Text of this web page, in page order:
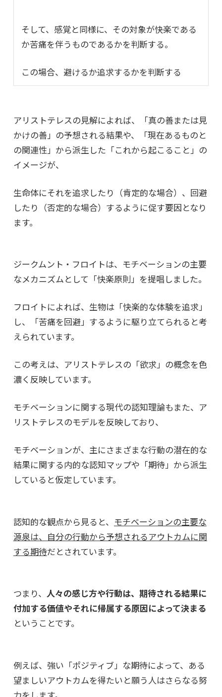
そして、感覚と同様に、その対象が快楽である
か苦痛を伴うものであるかを判断する。
この場合、避けるか追求するかを判断する
アリストテレスの見解によれば、「真の善または見
かけの善」の予想される結果や、
「現在あるものと
の関連性」から派生した「これから起こること」の
イメージが、
生命体にそれを追求したり（肯定的な場合）、回避
したり（否定的な場合）するように促す要因となり
ます。
ジークムント・フロイトは、モチベーションの主要
なメカニズムとして「快楽原則」を提唱しました。
フロイトによれば、生物は「快楽的な体験を追求」
し、「苦痛を回避」するように駆り立てられると考
えられています。
この考えは、アリストテレスの「欲求」の概念を色
濃く反映しています。
モチベーションに関する現代の認知理論もまた、 ア
リストテレスのモデルを反映しており、
モチベーションが、主にさまざまな行動の潜在的な
結果に関する内的な認知マップや「期待」から派生
していると仮定しています。
認知的な観点から見ると、 モチベーションの主要な
源泉は、自分の行動から予想されるアウトカムに関
する期待だとされています。
つまり、 人々の感じ方や行動は、期待される結果に
付加する価値やそれに帰属する原因によって決まる
ということです。
例えば、強い「ポジティブ」な期待によって、ある
望ましいアウトカムを得たいと願う人はさらなる努